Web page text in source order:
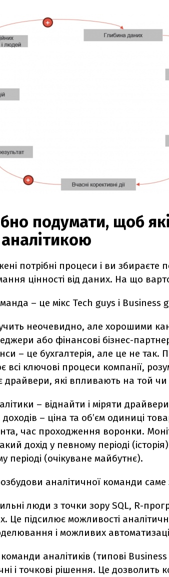
подумати, щоб
потрібні процеси і ви збираєте
цінності від даних. На що
– це мікс Tech guys і Business
неочевидно, але хорошими
або фінансові бізнес-
– це бухгалтерія, але це не так.
ключові процеси компанії,
драйвери, які впливають на той чи
– віднайти і міряти
– ціна та обʼєм одиниці
час проходження воронки.
дохід у певному періоді
періоді (очікуване майбутнє).
аналітичної команди саме
люди з точки зору SQL, R-
Це підсилює можливості
і можливих
аналітиків (типові Business
і точкові рішення. Це дозволить